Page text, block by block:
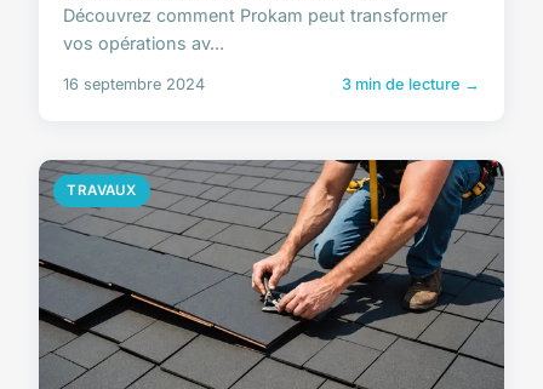
Découvrez comment Prokam peut transformer
vos opérations av...
16 septembre 2024 3 min de lecture →
TRAVAUX